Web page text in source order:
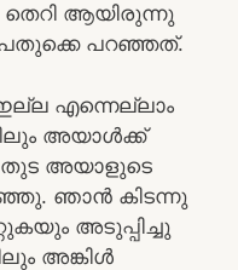
തെറി ആയിരുന്നു
പതുക്കെ പറഞ്ഞത്.
എന്നെല്ലാം
അയാൾക്ക്
തുട അയാളുടെ
ഞാൻ കിടന്നു
അടുപ്പിച്ചു
അങ്കിൾ